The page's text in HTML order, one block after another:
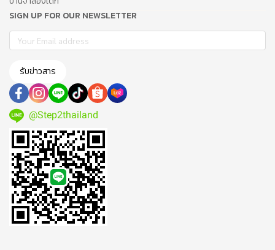
SIGN UP FOR OUR NEWSLETTER
รับข่าวสาร
@Step2thailand